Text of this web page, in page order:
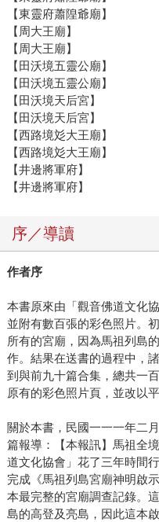
【東靈府蕭隍爺廟】
【周大王廟】
【周大王廟】
【田沃境五靈公廟】
【田沃境五靈公廟】
【田沃境天后宮】
【田沃境天后宮】
【西路境彣大王廟】
【西路境彣大王廟】
【井邊將軍府】
【井邊將軍府】
序／導讀
作者序
本書原來由「觀音佛道文化
並附有數百張的彩色照片。
所有的宮廟，因為馬祖列島
作。結果在送書的過程中，
到與前九十篇合集，總共一
原有的彩色照片頁，並改以
關於本書，民國一一一年二
篇報導：【本報訊】馬祖全
道文化協會」花了三年時間
完成《馬祖列島宮廟神明啟
本最完整的宮廟調查記錄。
島的高登及亮島，因此這本